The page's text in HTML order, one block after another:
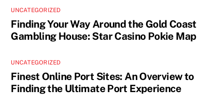
UNCATEGORIZED
Finding Your Way Around the Gold Coast
Gambling House: Star Casino Pokie Map
UNCATEGORIZED
Finest Online Port Sites: An Overview to
Finding the Ultimate Port Experience